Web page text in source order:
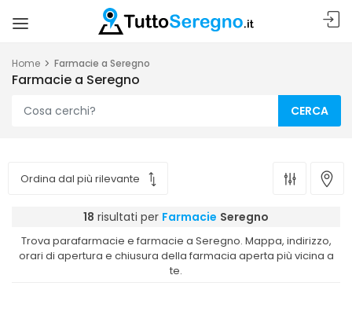
Home Farmacie a Seregno
Farmacie a Seregno
CERCA
18 risultati per Farmacie Seregno
Trova parafarmacie e farmacie a Seregno. Mappa, indirizzo,
orari di apertura e chiusura della farmacia aperta più vicina a
te.